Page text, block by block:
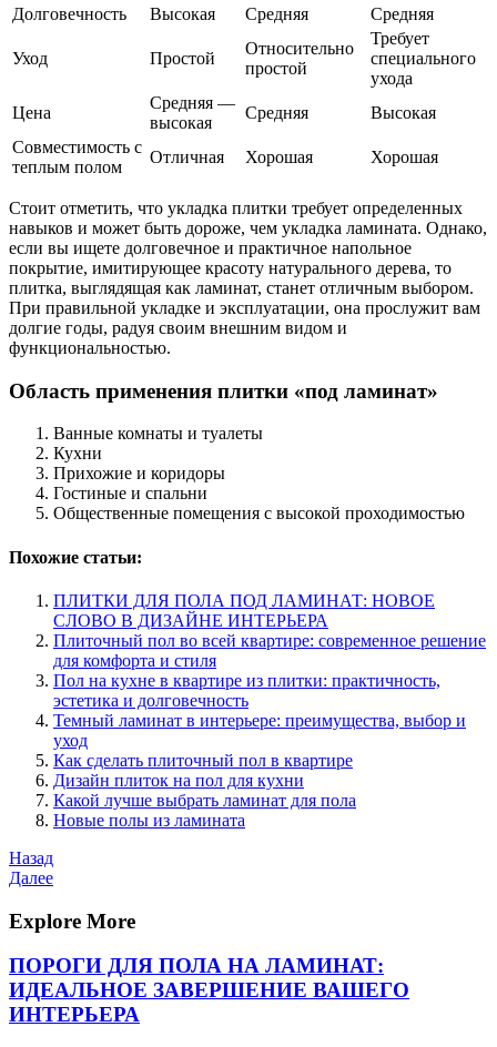
Долговечность
Высокая Средняя Средняя
Уход Простой
Относительно
простой
Требует
специального
ухода
Цена
Средняя —
высокая
Средняя
Высокая
Совместимость с
теплым полом
Отличная Хорошая Хорошая
Стоит отметить, что укладка плитки требует определенных
навыков и может быть дороже, чем укладка ламината. Однако,
если вы ищете долговечное и практичное напольное
покрытие, имитирующее красоту натурального дерева, то
плитка, выглядящая как ламинат, станет отличным выбором.
При правильной укладке и эксплуатации, она прослужит вам
долгие годы, радуя своим внешним видом и
функциональностью.
Область применения плитки «под ламинат»
Ванные комнаты и туалеты
Кухни
Прихожие и коридоры
Гостиные и спальни
Общественные помещения с высокой проходимостью
Похожие статьи:
ПЛИТКИ ДЛЯ ПОЛА ПОД ЛАМИНАТ: НОВОЕ
СЛОВО В ДИЗАЙНЕ ИНТЕРЬЕРА
Плиточный пол во всей квартире: современное решение
для комфорта и стиля
Пол на кухне в квартире из плитки: практичность,
эстетика и долговечность
Темный ламинат в интерьере: преимущества, выбор и
уход
Как сделать плиточный пол в квартире
Дизайн плиток на пол для кухни
Какой лучше выбрать ламинат для пола
Новые полы из ламината
Навигация
по
записям
Предыдущая
запись
Назад
Следующая
Далее
Explore More
ПОРОГИ ДЛЯ ПОЛА НА ЛАМИНАТ:
ИДЕАЛЬНОЕ ЗАВЕРШЕНИЕ ВАШЕГО
ИНТЕРЬЕРА